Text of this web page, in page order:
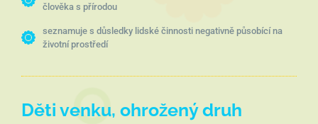
člověka s přírodou
seznamuje s důsledky lidské činnosti negativně působící na
životní prostředí
Děti venku, ohrožený druh